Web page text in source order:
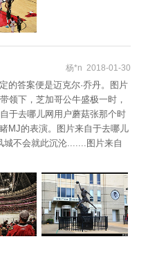
杨*n 2018-01-30
的答案便是迈克尔·乔丹。图片
领下，芝加哥公牛盛极一时，
于去哪儿网用户蘑菇张那个时
MJ的表演。图片来自于去哪儿
城不会就此沉沦.......图片来自
等到它的新王，君临天下。